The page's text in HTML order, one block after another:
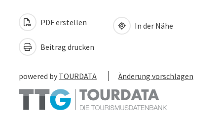
PDF erstellen
Beitrag drucken
In der Nähe
powered by TOURDATA Änderung vorschlagen